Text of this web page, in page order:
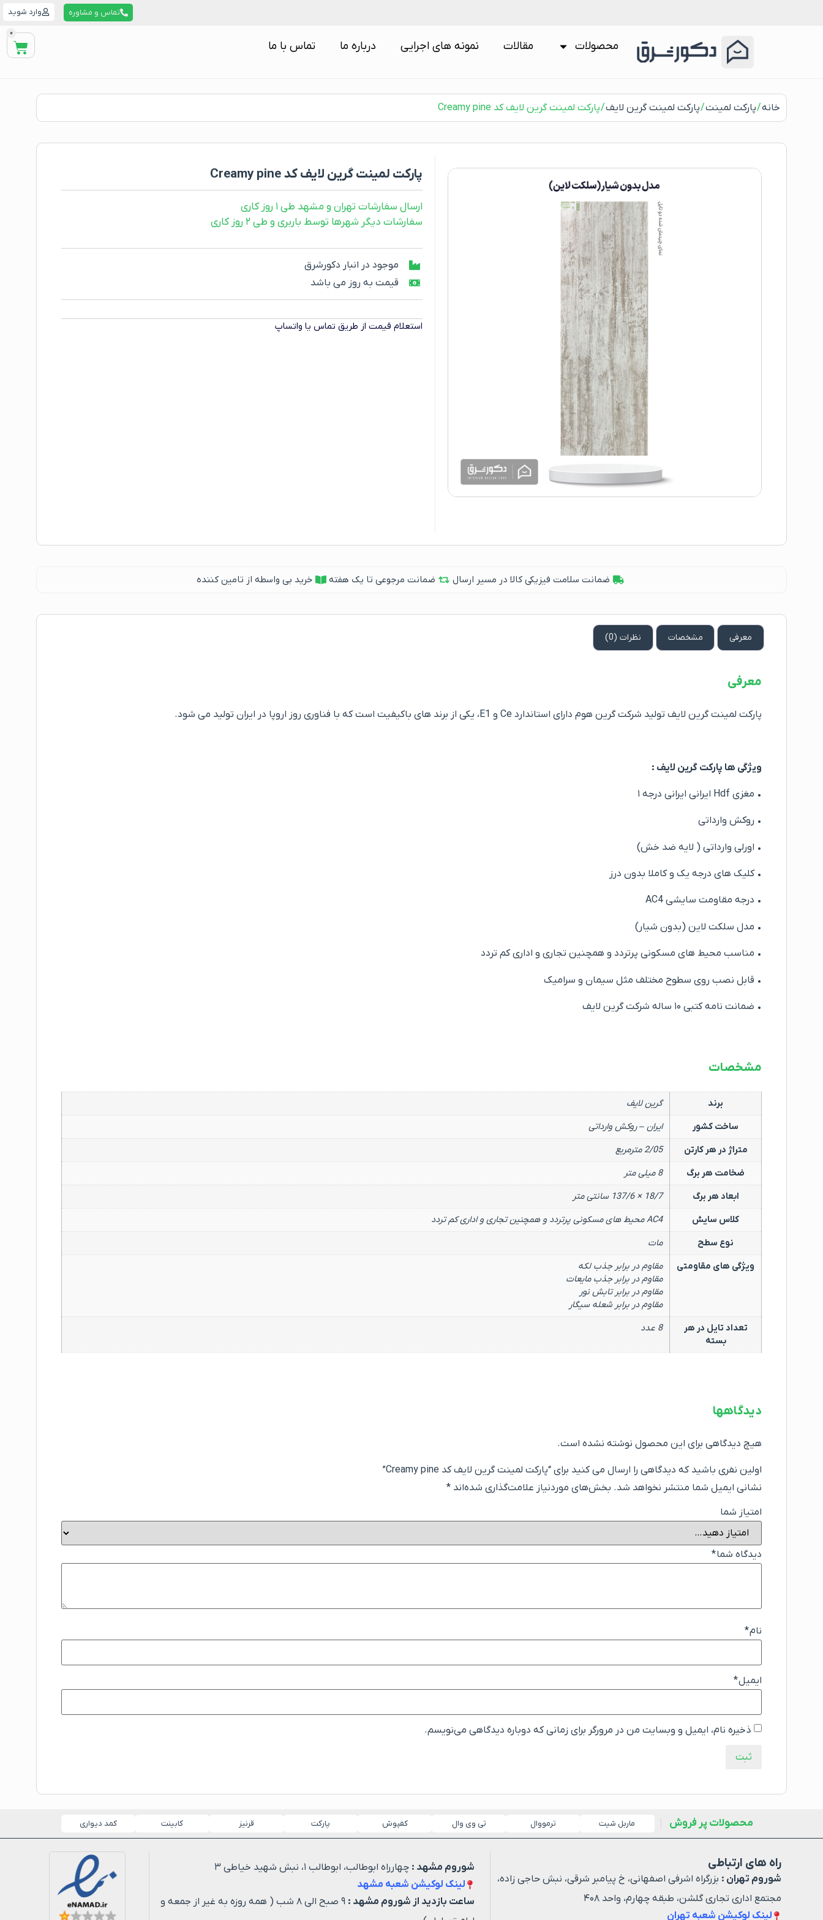
تماس و مشاوره وارد شوید
محصولات مقالات نمونه های اجرایی درباره ما تماس با ما
0
خانه/پارکت لمینت/پارکت لمینت گرین لایف/ پارکت لمینت گرین لایف کد Creamy pine
پارکت لمینت گرین لایف کد Creamy pine
ارسال سفارشات تهران و مشهد طی ۱ روز کاری
سفارشات دیگر شهرها توسط باربری و طی ۲ روز کاری
موجود در انبار دکورشرق
قیمت به روز می باشد
استعلام قیمت از طریق تماس یا واتساپ
ضمانت سلامت فیزیکی کالا در مسیر ارسال ضمانت مرجوعی تا یک هفته خرید بی واسطه از تامین کننده
معرفی مشخصات نظرات (0)
معرفی
پارکت لمینت گرین لایف تولید شرکت گرین هوم دارای استاندارد Ce و E1، یکی از برند های باکیفیت است که با فناوری روز اروپا در ایران تولید می شود.
ویژگی ها پارکت گرین لایف :
• مغزی Hdf ایرانی ایرانی درجه ۱
• روکش وارداتی
• اورلی وارداتی ( لایه ضد خش)
• کلیک های درجه یک و کاملا بدون درز
• درجه مقاومت سایشی AC4
• مدل سلکت لاین (بدون شیار)
• مناسب محیط های مسکونی پرتردد و همچنین تجاری و اداری کم تردد
• قابل نصب روی سطوح مختلف مثل سیمان و سرامیک
• ضمانت نامه کتبی ۱۰ ساله شرکت گرین لایف
مشخصات
برند
گرین لایف
ساخت کشور
ایران – روکش وارداتی
متراژ در هر کارتن
2/05 مترمربع
ضخامت هر برگ
8 میلی متر
ابعاد هر برگ
18/7 × 137/6 سانتی متر
کلاس سایش
AC4 محیط های مسکونی پرتردد و همچنین تجاری و اداری کم تردد
نوع سطح
مات
ویژگی های مقاومتی
مقاوم در برابر جذب لکه
مقاوم در برابر جذب مایعات
مقاوم در برابر تابش نور
مقاوم در برابر شعله سیگار
تعداد تایل در هر
بسته
8 عدد
دیدگاهها
هیچ دیدگاهی برای این محصول نوشته نشده است.
اولین نفری باشید که دیدگاهی را ارسال می کنید برای “پارکت لمینت گرین لایف کد Creamy pine”
نشانی ایمیل شما منتشر نخواهد شد. بخش‌های موردنیاز علامت‌گذاری شده‌اند *
امتیاز شما
دیدگاه شما*
نام*
ایمیل*
ذخیره نام، ایمیل و وبسایت من در مرورگر برای زمانی که دوباره دیدگاهی می‌نویسم.
محصولات پر فروش ماربل شیت ترمووال تی وی وال کفپوش پارکت قرنیز کابینت کمد دیواری
راه های ارتباطی
شوروم تهران : بزرگراه اشرفی اصفهانی، خ پیامبر شرقی، نبش حاجی زاده،
مجتمع اداری تجاری گلشن، طبقه چهارم، واحد ۴۰۸
لینک لوکیشن شعبه تهران
شوروم مشهد : چهارراه ابوطالب، ابوطالب ۱، نبش شهید خیاطی ۳
لینک لوکیشن شعبه مشهد
ساعت بازدید از شوروم مشهد :
۹ صبح الی ۸ شب ( همه روزه به غیر از جمعه و